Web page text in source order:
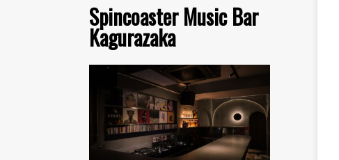
Spincoaster Music Bar
Kagurazaka